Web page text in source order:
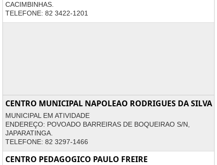
CACIMBINHAS.
TELEFONE: 82 3422-1201
CENTRO MUNICIPAL NAPOLEAO RODRIGUES DA SILVA
MUNICIPAL EM ATIVIDADE
ENDEREÇO: POVOADO BARREIRAS DE BOQUEIRAO S/N,
JAPARATINGA.
TELEFONE: 82 3297-1466
CENTRO PEDAGOGICO PAULO FREIRE